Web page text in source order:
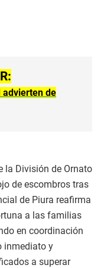
advierten de
la División de Ornato
de escombros tras
de Piura reafirma
a las familias
en coordinación
inmediato y
a superar